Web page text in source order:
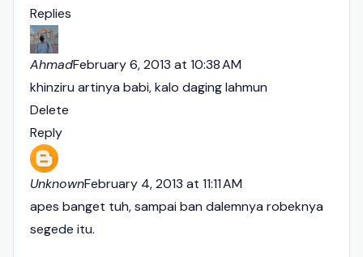
Replies
AhmadFebruary 6, 2013 at 10:38 AM
khinziru artinya babi, kalo daging lahmun
Delete
Reply
UnknownFebruary 4, 2013 at 11:11 AM
apes banget tuh, sampai ban dalemnya robeknya
segede itu.